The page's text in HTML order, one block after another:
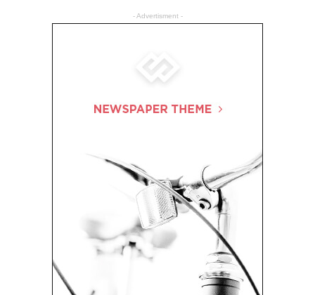
- Advertisment -